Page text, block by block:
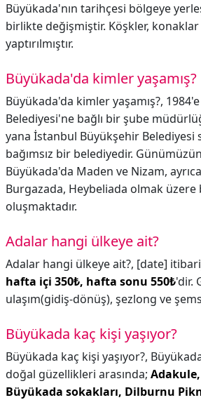
Büyükada'nın tarihçesi bölgeye
birlikte değişmiştir. Köşkler,
yaptırılmıştır.
Büyükada'da kimler yaşamış?
Büyükada'da kimler yaşamış?,
Belediyesi'ne bağlı bir şube
yana İstanbul Büyükşehir Belediyesi
bağımsız bir belediyedir.
Büyükada'da Maden ve Nizam, ayrıca
Burgazada, Heybeliada olmak üzere
oluşmaktadır.
Adalar hangi ülkeye ait?
Adalar hangi ülkeye ait?, [date]
hafta içi 350₺, hafta sonu 550₺'dir.
ulaşım(gidiş-dönüş), şezlong ve
Büyükada kaç kişi yaşıyor?
Büyükada kaç kişi yaşıyor?,
doğal güzellikleri arasında;
Büyükada sokakları, Dilburnu